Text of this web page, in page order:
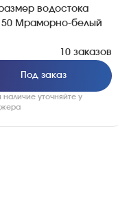
водостока
Мраморно-белый
10 заказов
Под заказ
наличие уточняйте у